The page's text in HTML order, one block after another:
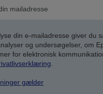
din e-mailadresse giver du
og undersøgelser, om
for elektronisk
gælder